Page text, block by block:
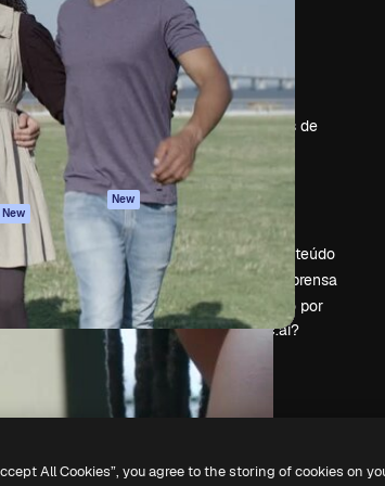
New
Academy
Documentação
Atendimento
Termos e
condições
Política de
privacidade
Originais New
Política de cookies
Central de
confiabilidade
Afiliados
Empresas
Reviews
Emprego
Tendências de
Eventos
Slidesgo
Vender conteúdo
Sala de imprensa
Procurando por
magnific.ai?
.
All Cookies”, you agree to the storing of cookies on